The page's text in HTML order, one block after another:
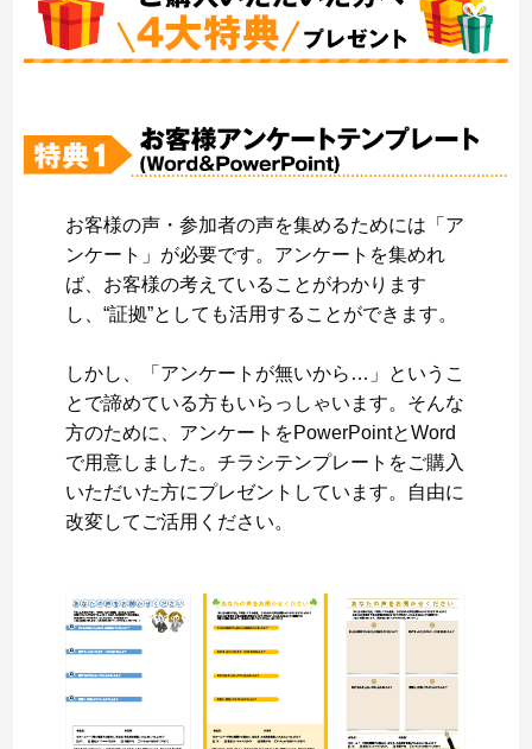
お客様の声・参加者の声を集めるためには「ア
ンケート」が必要です。アンケートを集めれ
ば、お客様の考えていることがわかります
し、“証拠”としても活用することができます。
しかし、「アンケートが無いから…」というこ
とで諦めている方もいらっしゃいます。そんな
方のために、アンケートをPowerPointとWord
で用意しました。チラシテンプレートをご購入
いただいた方にプレゼントしています。自由に
改変してご活用ください。